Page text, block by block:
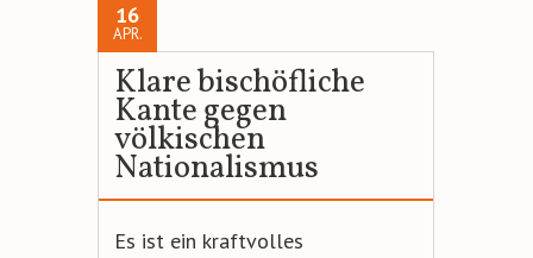
16
APR.
Klare bischöfliche
Kante gegen
völkischen
Nationalismus
Es ist ein kraftvolles